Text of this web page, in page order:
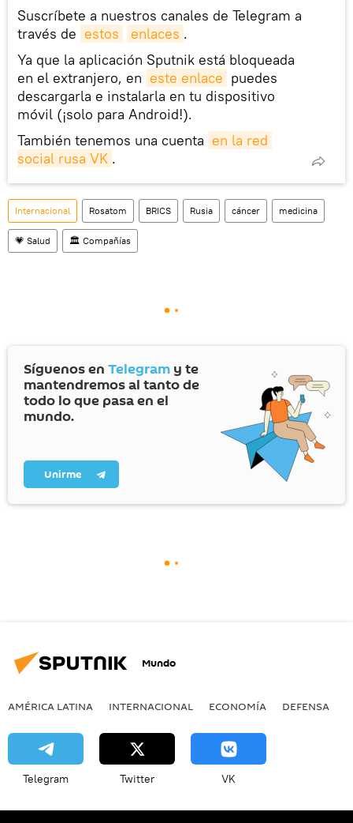
Suscríbete a nuestros canales de Telegram a
través de estos enlaces .
Ya que la aplicación Sputnik está bloqueada
en el extranjero, en este enlace puedes
descargarla e instalarla en tu dispositivo
móvil (¡solo para Android!).
También tenemos una cuenta en la red
social rusa VK .
Internacional Rosatom BRICS Rusia cáncer medicina
💗 Salud 🏛️ Compañías
Síguenos en Telegram y te
mantendremos al tanto de
todo lo que pasa en el
mundo.
Unirme
Mundo
AMÉRICA LATINA INTERNACIONAL ECONOMÍA DEFENSA
Telegram Twitter VK